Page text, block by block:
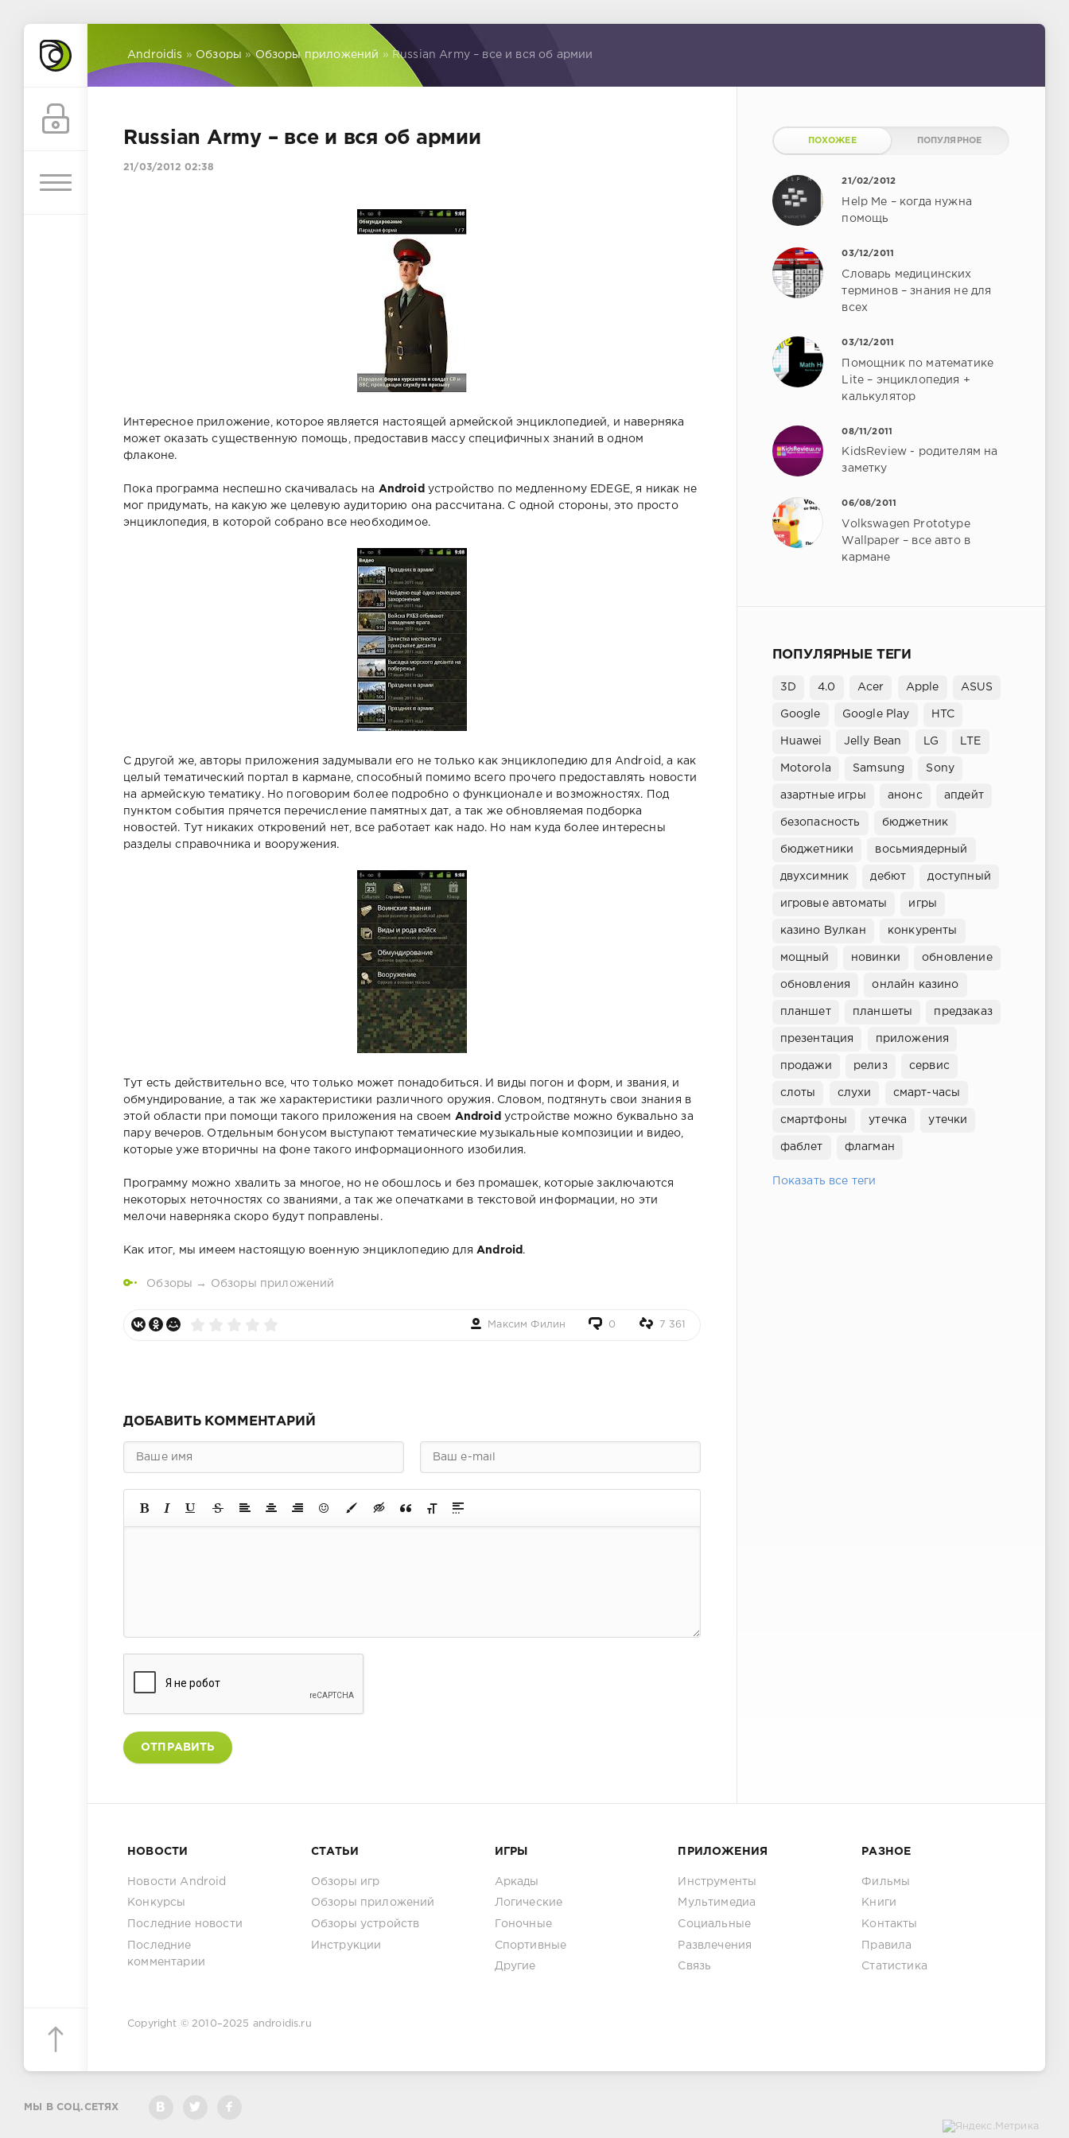
Androidis » Обзоры »Обзоры приложений » Russian Army – все и вся об армии
Russian Army – все и вся об армии
21/03/2012 02:38
Интересное приложение, которое является настоящей армейской энциклопедией, и наверняка
может оказать существенную помощь, предоставив массу специфичных знаний в одном
флаконе.
Пока программа неспешно скачивалась на Android устройство по медленному EDEGE, я никак не
мог придумать, на какую же целевую аудиторию она рассчитана. С одной стороны, это просто
энциклопедия, в которой собрано все необходимое.
С другой же, авторы приложения задумывали его не только как энциклопедию для Android, а как
целый тематический портал в кармане, способный помимо всего прочего предоставлять новости
на армейскую тематику. Но поговорим более подробно о функционале и возможностях. Под
пунктом события прячется перечисление памятных дат, а так же обновляемая подборка
новостей. Тут никаких откровений нет, все работает как надо. Но нам куда более интересны
разделы справочника и вооружения.
Тут есть действительно все, что только может понадобиться. И виды погон и форм, и звания, и
обмундирование, а так же характеристики различного оружия. Словом, подтянуть свои знания в
этой области при помощи такого приложения на своем Android устройстве можно буквально за
пару вечеров. Отдельным бонусом выступают тематические музыкальные композиции и видео,
которые уже вторичны на фоне такого информационного изобилия.
Программу можно хвалить за многое, но не обошлось и без промашек, которые заключаются
некоторых неточностях со званиями, а так же опечатками в текстовой информации, но эти
мелочи наверняка скоро будут поправлены.
Как итог, мы имеем настоящую военную энциклопедию для Android .
Обзоры → Обзоры приложений
Максим Филин 0 7 361
ДОБАВИТЬ КОММЕНТАРИЙ
ОТПРАВИТЬ
ПОХОЖЕЕ ПОПУЛЯРНОЕ
21/02/2012
Help Me – когда нужна
помощь
03/12/2011
Словарь медицинских
терминов – знания не для
всех
03/12/2011
Помощник по математике
Lite – энциклопедия +
калькулятор
08/11/2011
KidsReview - родителям на
заметку
06/08/2011
Volkswagen Prototype
Wallpaper – все авто в
кармане
ПОПУЛЯРНЫЕ ТЕГИ
3D 4.0 Acer Apple ASUS
Google Google Play HTC
Huawei Jelly Bean LG LTE
Motorola Samsung Sony
азартные игры анонс апдейт
безопасность бюджетник
бюджетники восьмиядерный
двухсимник дебют доступный
игровые автоматы игры
казино Вулкан конкуренты
мощный новинки обновление
обновления онлайн казино
планшет планшеты предзаказ
презентация приложения
продажи релиз сервис
слоты слухи смарт-часы
смартфоны утечка утечки
фаблет флагман
Показать все теги
НОВОСТИ
Новости Android
Конкурсы
Последние новости
Последние
комментарии
СТАТЬИ
Обзоры игр
Обзоры приложений
Обзоры устройств
Инструкции
ИГРЫ
Аркады
Логические
Гоночные
Спортивные
Другие
ПРИЛОЖЕНИЯ
Инструменты
Мультимедиа
Социальные
Развлечения
Связь
РАЗНОЕ
Фильмы
Книги
Контакты
Правила
Статистика
Copyright © 2010–2025 androidis.ru
МЫ В СОЦ.СЕТЯХ